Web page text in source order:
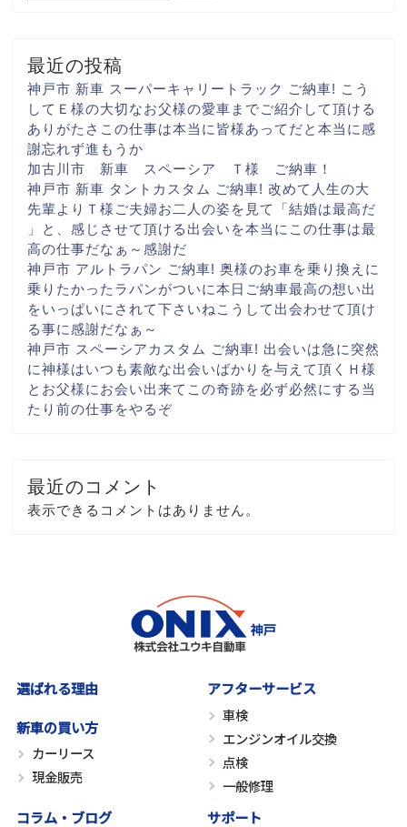
最近の投稿
神戸市 新車 スーパーキャリートラック ご納車! こう
して Ｅ様の大切なお父様の愛車までご紹介して頂ける
ありがたさ この仕事は本当に 皆様あってだと 本当に感
謝忘れず進もうか
加古川市 新車 スペーシア Ｔ様 ご納車！
神戸市 新車 タントカスタム ご納車! 改めて人生の大
先輩より Ｔ様ご夫婦お二人の姿を見て
「結婚は最高だ
」と、感じさせて頂ける出会いを本当にこの仕事は最
高の仕事だなぁ～ 感謝だ
神戸市 アルトラパン ご納車! 奥様のお車を乗り換えに
乗りたかったラパンがついに本日ご納車最高の想い出
をいっぱいに されて下さいね こうして出会わせて頂け
る事に感謝だなぁ～
神戸市 スペーシアカスタム ご納車! 出会いは急に 突然
に神様はいつも素敵な出会いばかりを与えて頂く Ｈ様
とお父様にお会い出来て この奇跡を必ず必然にする当
たり前の仕事をやるぞ
最近のコメント
表示できるコメントはありません。
選ばれる理由
新車の買い方
カーリース
現金販売
アフターサービス
車検
エンジンオイル交換
点検
一般修理
コラム・ブログ サポート